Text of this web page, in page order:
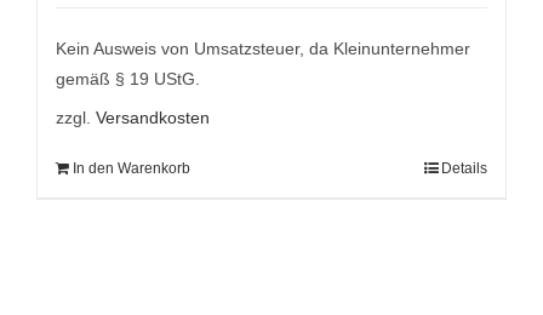
9,95 €
7,95 €.
Kein Ausweis von Umsatzsteuer, da Kleinunternehmer
gemäß § 19 UStG.
zzgl. Versandkosten
In den Warenkorb Details